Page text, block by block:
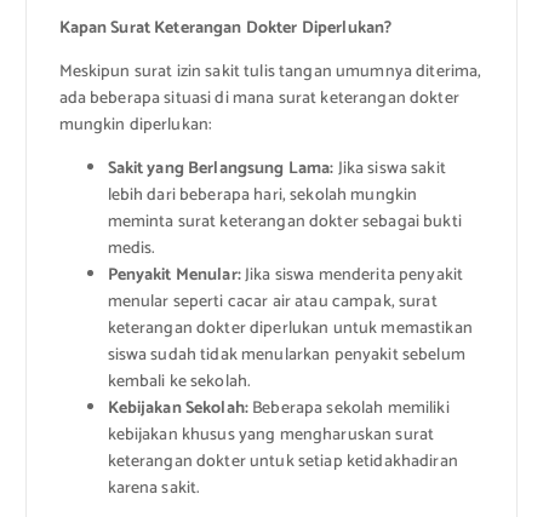
Kapan Surat Keterangan Dokter Diperlukan?
Meskipun surat izin sakit tulis tangan umumnya diterima,
ada beberapa situasi di mana surat keterangan dokter
mungkin diperlukan:
Sakit yang Berlangsung Lama:Jika siswa sakit
lebih dari beberapa hari, sekolah mungkin
meminta surat keterangan dokter sebagai bukti
medis.
Penyakit Menular:Jika siswa menderita penyakit
menular seperti cacar air atau campak, surat
keterangan dokter diperlukan untuk memastikan
siswa sudah tidak menularkan penyakit sebelum
kembali ke sekolah.
Kebijakan Sekolah:Beberapa sekolah memiliki
kebijakan khusus yang mengharuskan surat
keterangan dokter untuk setiap ketidakhadiran
karena sakit.